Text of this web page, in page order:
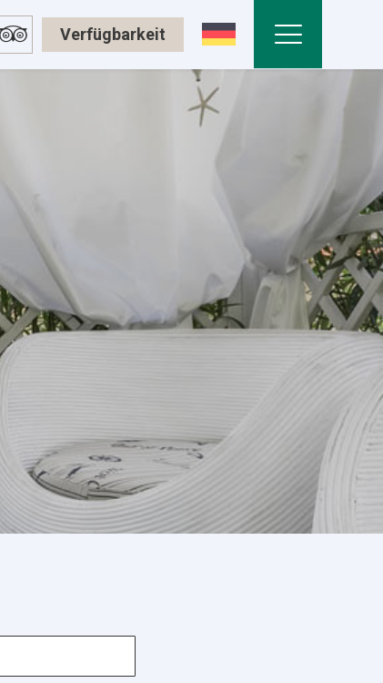
Verfügbarkeit